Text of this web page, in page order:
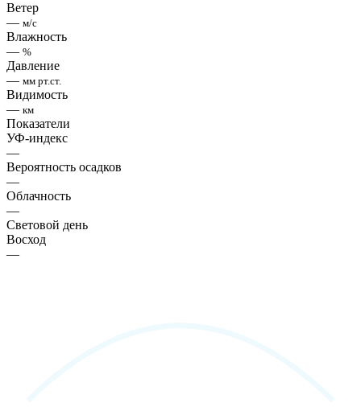
Ветер
— м/с
Влажность
— %
Давление
— мм рт.ст.
Видимость
— км
Показатели
УФ-индекс
—
Вероятность осадков
—
Облачность
—
Световой день
Восход
—